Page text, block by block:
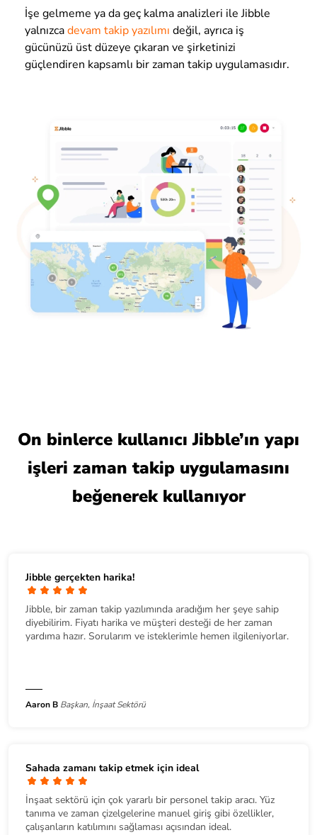
İşe gelmeme ya da geç kalma analizleri ile Jibble
yalnızcadevam takip yazılımı değil, ayrıca iş
gücünüzü üst düzeye çıkaran ve şirketinizi
güçlendiren kapsamlı bir zaman takip uygulamasıdır.
On binlerce kullanıcı Jibble’ın yapı
işleri zaman takip uygulamasını
beğenerek kullanıyor
Jibble gerçekten harika!
Jibble, bir zaman takip yazılımında aradığım her şeye sahip
diyebilirim. Fiyatı harika ve müşteri desteği de her zaman
yardıma hazır. Sorularım ve isteklerimle hemen ilgileniyorlar.
Aaron B Başkan, İnşaat Sektörü
Sahada zamanı takip etmek için ideal
İnşaat sektörü için çok yararlı bir personel takip aracı. Yüz
tanıma ve zaman çizelgelerine manuel giriş gibi özellikler,
çalışanların katılımını sağlaması açısından ideal.